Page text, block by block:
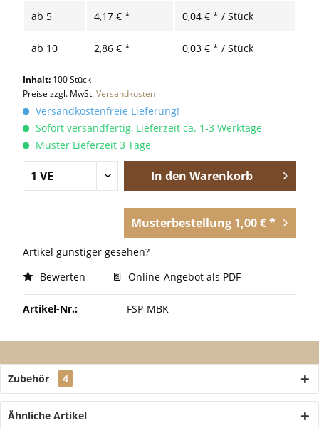
ab 5 4,17 € * 0,04 € * / Stück
ab 10 2,86 € * 0,03 € * / Stück
Inhalt: 100 Stück
Preise zzgl. MwSt.Versandkosten
Versandkostenfreie Lieferung!
Sofort versandfertig, Lieferzeit ca. 1-3 Werktage
Muster Lieferzeit 3 Tage
In den Warenkorb
Musterbestellung 1,00 € *
Artikel günstiger gesehen?
Bewerten
Online-Angebot als PDF
Artikel-Nr.: FSP-MBK
Zubehör 4
Ähnliche Artikel